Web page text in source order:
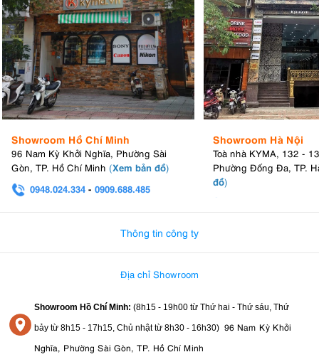
Showroom Hồ Chí Minh
96 Nam Kỳ Khởi Nghĩa, Phường Sài
Gòn, TP. Hồ Chí Minh (Xem bản đồ)
0948.024.334 - 0909.688.485
Showroom Hà Nội
Toà nhà KYMA, 132 -
Phường Đống Đa, TP.
đồ)
Thông tin công ty
Địa chỉ Showroom
Showroom Hồ Chí Minh: (8h15 - 19h00 từ Thứ hai - Thứ sáu, Thứ
bảy từ 8h15 - 17h15, Chủ nhật từ 8h30 - 16h30) 96 Nam Kỳ Khởi
Nghĩa, Phường Sài Gòn, TP. Hồ Chí Minh